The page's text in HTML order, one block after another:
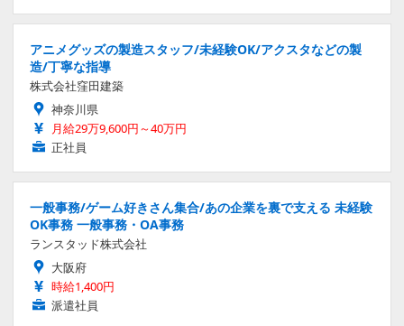
アニメグッズの製造スタッフ/未経験OK/アクスタなどの製
造/丁寧な指導
株式会社窪田建築
神奈川県
月給29万9,600円～40万円
正社員
一般事務/ゲーム好きさん集合/あの企業を裏で支える 未経験
OK事務 一般事務・OA事務
ランスタッド株式会社
大阪府
時給1,400円
派遣社員